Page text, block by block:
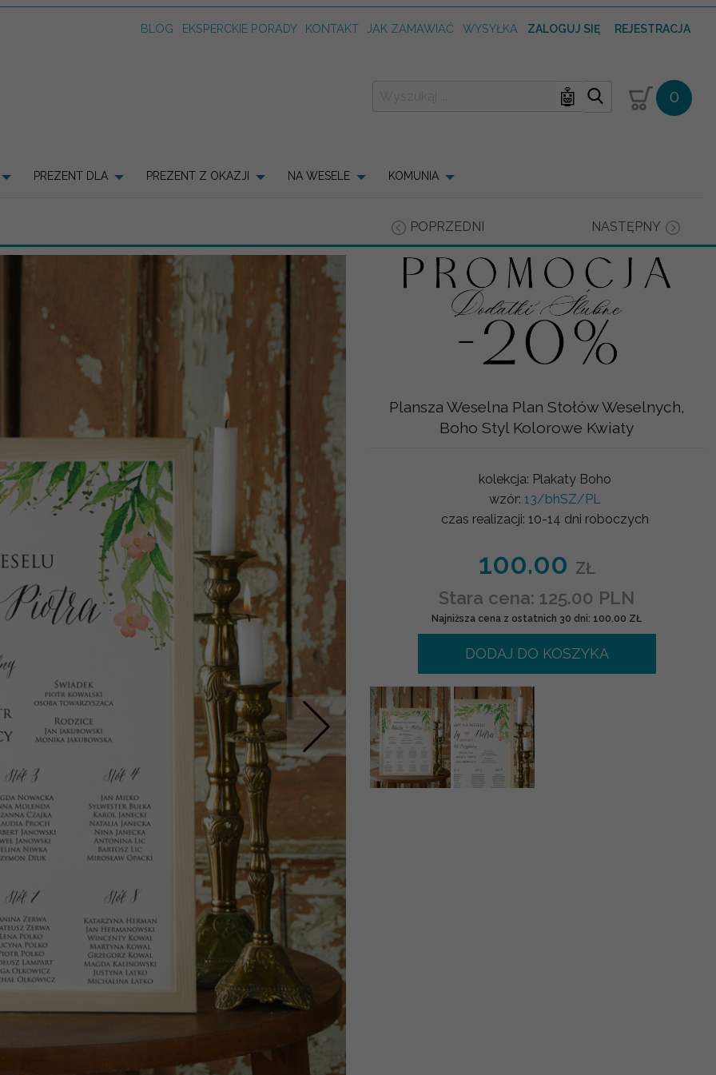
BLOG EKSPERCKIE PORADY KONTAKT JAK ZAMAWIAĆ WYSYŁKA ZALOGUJ SIĘ REJESTRACJA
🤖 0
PREZENT DLA PREZENT Z OKAZJI NA WESELE KOMUNIA
POPRZEDNI NASTĘPNY
Nastepne
Plansza Weselna Plan Stołów Weselnych,
Boho Styl Kolorowe Kwiaty
kolekcja: Plakaty Boho
wzór: 13/bhSZ/PL
czas realizacji: 10-14 dni roboczych
100.00 ZŁ
Stara cena: 125.00 PLN
Najniższa cena z ostatnich 30 dni: 100.00 ZŁ
DODAJ DO KOSZYKA